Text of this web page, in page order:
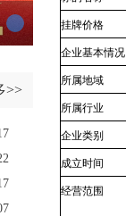
>>
挂牌价格
企业基本情况
所属地域
所属行业
企业类别
成立时间
经营范围